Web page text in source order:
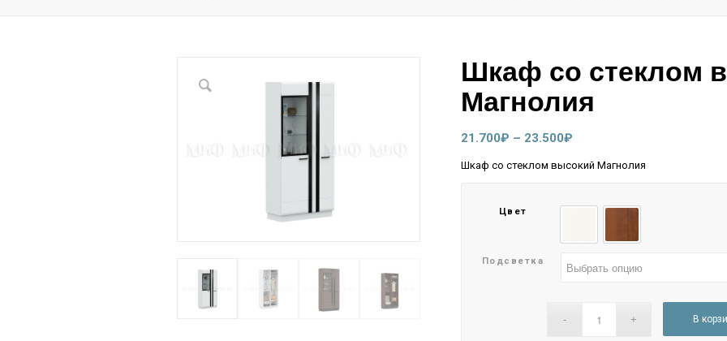
Шкаф со стеклом
Магнолия
21.700₽ – 23.500₽Диапазон
Шкаф со стеклом высокий Магнолия
Цвет
Подсветка
В